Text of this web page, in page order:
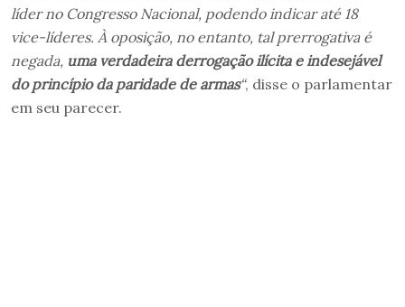
líder no Congresso Nacional, podendo indicar até 18
vice-líderes. À oposição, no entanto, tal prerrogativa é
negada, uma verdadeira derrogação ilícita e indesejável
do princípio da paridade de armas“, disse o parlamentar
em seu parecer.